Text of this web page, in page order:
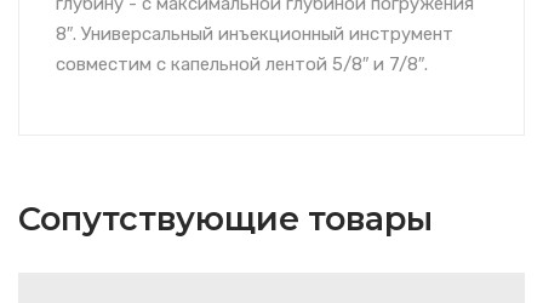
8″. Универсальный инъекционный инструмент
совместим с капельной лентой 5/8″ и 7/8″.
Сопутствующие товары